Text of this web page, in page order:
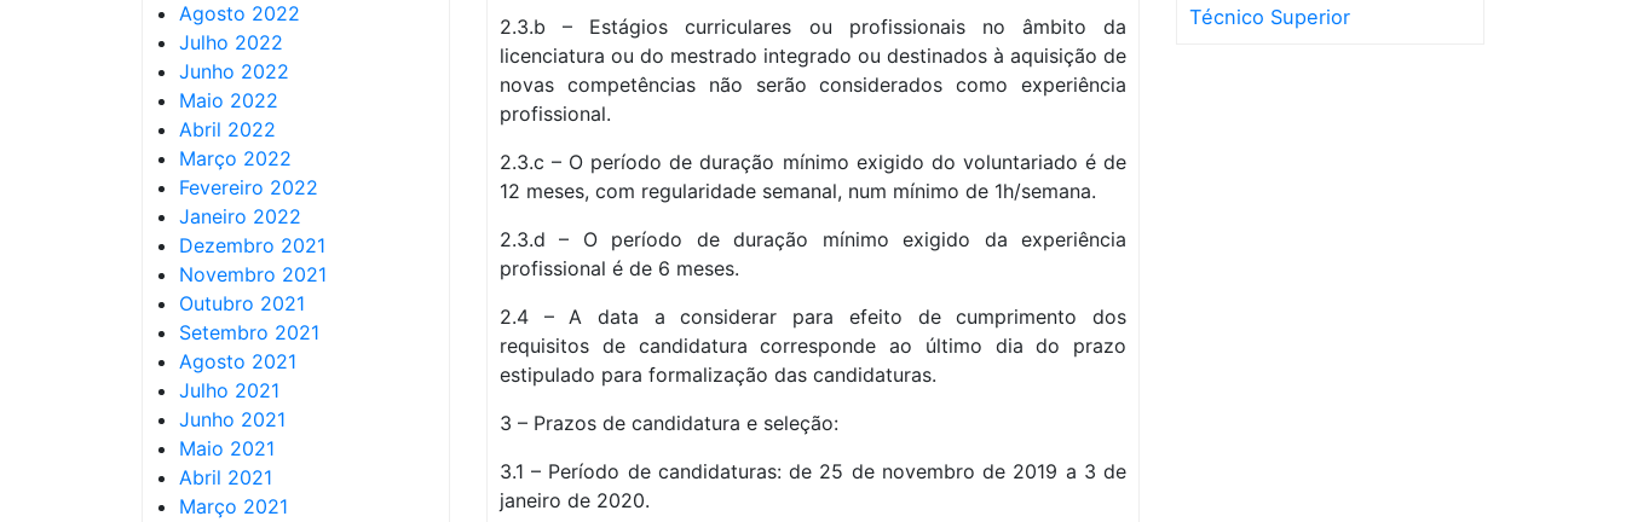
Agosto 2022
Julho 2022
Junho 2022
Maio 2022
Abril 2022
Março 2022
Fevereiro 2022
Janeiro 2022
Dezembro 2021
Novembro 2021
Outubro 2021
Setembro 2021
Agosto 2021
Julho 2021
Junho 2021
Maio 2021
Abril 2021
Março 2021
2.3.b – Estágios curriculares ou profissionais no âmbito da
licenciatura ou do mestrado integrado ou destinados à aquisição de
novas competências não serão considerados como experiência
profissional.
2.3.c – O período de duração mínimo exigido do voluntariado é de
12 meses, com regularidade semanal, num mínimo de 1h/semana.
2.3.d – O período de duração mínimo exigido da experiência
profissional é de 6 meses.
2.4 – A data a considerar para efeito de cumprimento dos
requisitos de candidatura corresponde ao último dia do prazo
estipulado para formalização das candidaturas.
3 – Prazos de candidatura e seleção:
3.1 – Período de candidaturas: de 25 de novembro de 2019 a 3 de
janeiro de 2020.
Técnico Superior